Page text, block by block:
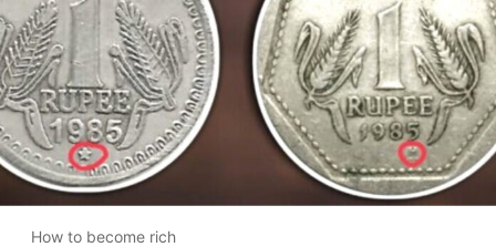
How to become rich